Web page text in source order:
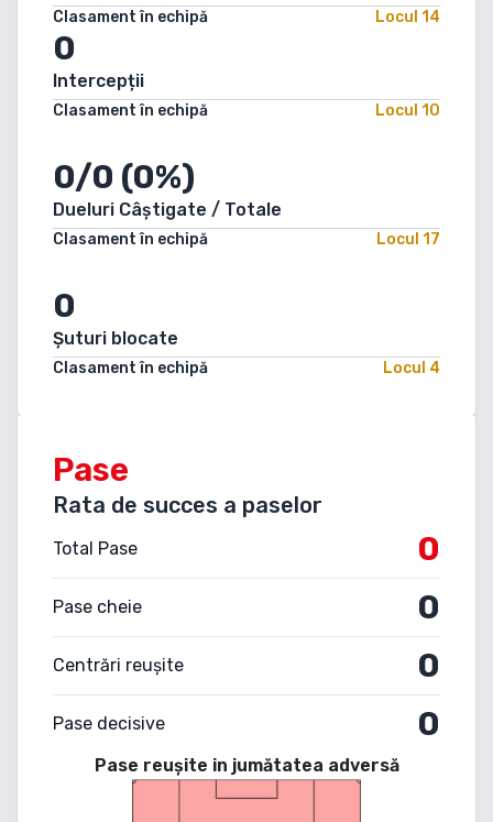
Clasament în echipă Locul 14
0
Intercepții
Clasament în echipă Locul 10
0/0 (0%)
Dueluri Câștigate / Totale
Clasament în echipă Locul 17
0
Șuturi blocate
Clasament în echipă Locul 4
Pase
Rata de succes a paselor
Total Pase 0
Pase cheie 0
Centrări reușite 0
Pase decisive 0
Pase reușite in jumătatea adversă